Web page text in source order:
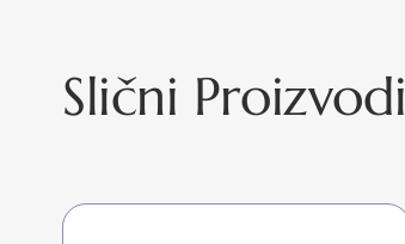
Slični Proizvodi